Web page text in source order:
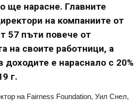
ще нарасне. Главните
на компаниите от
57 пъти повече от
на своите работници, а
доходите е нараснало с 20%
г.
на Fairness Foundation, Уил Снел,